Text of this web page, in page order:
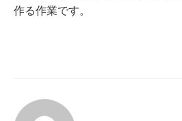
作る作業です。